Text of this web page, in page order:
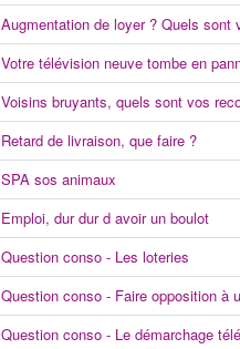
Augmentation de loyer ? Quels sont
Votre télévision neuve tombe en
Voisins bruyants, quels sont vos
Retard de livraison, que faire ?
SPA sos animaux
Emploi, dur dur d avoir un boulot
Question conso - Les loteries
Question conso - Faire opposition à
Question conso - Le démarchage